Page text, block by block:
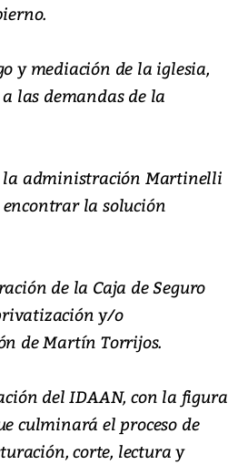
y mediación de la iglesia,
las demandas de la
la administración Martinelli
la solución
de la Caja de Seguro
y/o
de Martín Torrijos.
del IDAAN, con la figura
culminará el proceso de
corte, lectura y